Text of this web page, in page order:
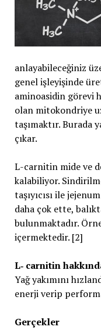
anlayabileceğiniz
genel işleyişinde
aminoasidin görevi
olan mitokondriye
taşımaktır. Burada
çıkar.
L-carnitin mide ve
kalabiliyor.
taşıyıcısı ile
daha çok ette,
bulunmaktadır.
içermektedir. [2]
L‐ carnitin
Yağ yakımını
enerji verip
Gerçekler